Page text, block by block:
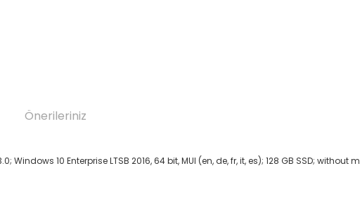
Önerileriniz
Windows 10 Enterprise LTSB 2016, 64 bit, MUI (en, de, fr, it, es); 128 GB SSD;